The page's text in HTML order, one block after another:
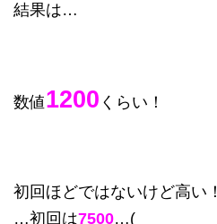
結果は…
数値1200 くらい！
初回ほどではないけど高い！
…初回は7500…(